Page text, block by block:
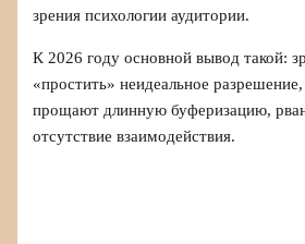
зрения психологии аудитории.
К 2026 году основной вывод такой:
«простить» неидеальное
прощают длинную буферизацию,
отсутствие взаимодействия.